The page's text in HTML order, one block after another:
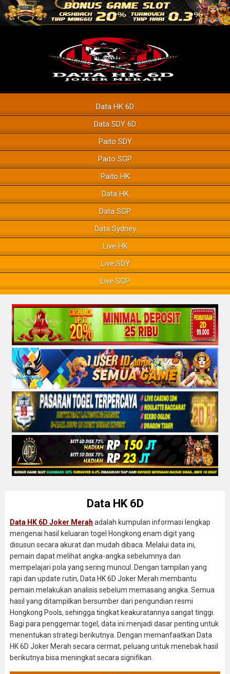
Data HK 6D
Data SDY 6D
Paito SDY
Paito SGP
Paito HK
Data HK
Data SGP
Data Sydney
Live HK
Live SDY
Live SGP
Data HK 6D
Data HK 6D Joker Merah adalah kumpulan informasi lengkap
mengenai hasil keluaran togel Hongkong enam digit yang
disusun secara akurat dan mudah dibaca. Melalui data ini,
pemain dapat melihat angka-angka sebelumnya dan
mempelajari pola yang sering muncul. Dengan tampilan yang
rapi dan update rutin, Data HK 6D Joker Merah membantu
pemain melakukan analisis sebelum memasang angka. Semua
hasil yang ditampilkan bersumber dari pengundian resmi
Hongkong Pools, sehingga tingkat keakuratannya sangat tinggi.
Bagi para penggemar togel, data ini menjadi dasar penting untuk
menentukan strategi berikutnya. Dengan memanfaatkan Data
HK 6D Joker Merah secara cermat, peluang untuk menebak hasil
berikutnya bisa meningkat secara signifikan.